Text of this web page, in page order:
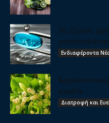
Το έξυπνο
Ενδιαφέροντα
καρδιά
Διατροφή και